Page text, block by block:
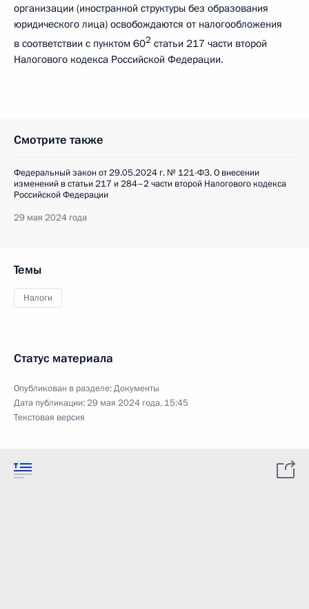
организации (иностранной структуры без образования
юридического лица) освобождаются от налогообложения
в соответствии с пунктом 602 статьи 217 части второй
Налогового кодекса Российской Федерации.
Смотрите также
Федеральный закон от 29.05.2024 г. № 121-ФЗ. О внесении
изменений в статьи 217 и 284–2 части второй Налогового кодекса
Российской Федерации
29 мая 2024 года
Темы
Налоги
Статус материала
Опубликован в разделе:Документы
Дата публикации:29 мая 2024 года, 15:45
Текстовая версия